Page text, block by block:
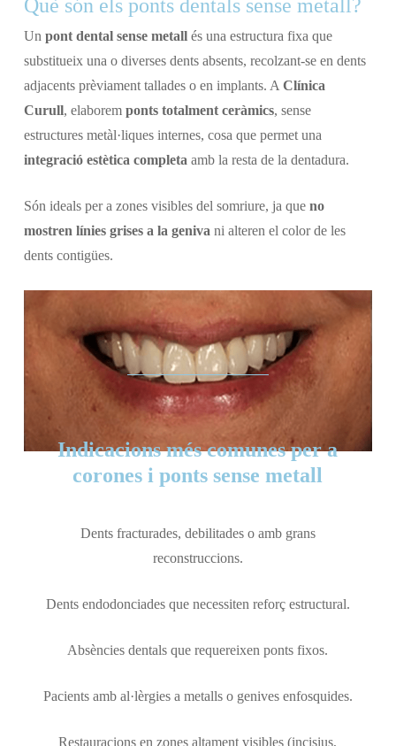
Què són els ponts dentals sense metall?
Unpont dental sense metall és una estructura fixa que
substitueix una o diverses dents absents, recolzant-se en dents
adjacents prèviament tallades o en implants. AClínica
Curull, elaboremponts totalment ceràmics, sense
estructures metàl·liques internes, cosa que permet una
integració estètica completa amb la resta de la dentadura.
Són ideals per a zones visibles del somriure, ja queno
mostren línies grises a la geniva ni alteren el color de les
dents contigües.
Indicacions més comunes per a
corones i ponts sense metall
Dents fracturades, debilitades o amb grans
reconstruccions.
Dents endodonciades que necessiten reforç estructural.
Absències dentals que requereixen ponts fixos.
Pacients amb al·lèrgies a metalls o genives enfosquides.
Restauracions en zones altament visibles (incisius,